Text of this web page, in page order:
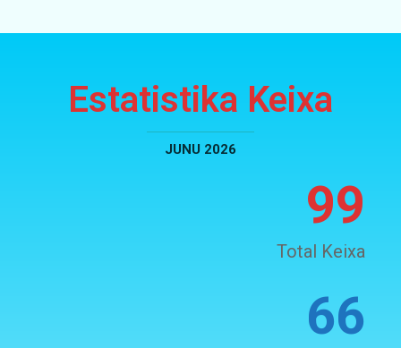
Estatistika Keixa
JUNU 2026
99
Total Keixa
66